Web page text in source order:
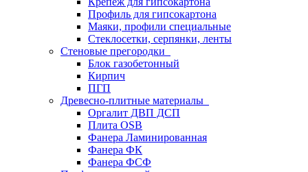
Профиль для гипсокартона
Маяки, профили специальные
Стеклосетки, серпянки, ленты
Стеновые прегородки
Блок газобетонный
Кирпич
ПГП
Древесно-плитные материалы
Оргалит ДВП ДСП
Плита OSB
Фанера Ламинированная
Фанера ФК
Фанера ФСФ